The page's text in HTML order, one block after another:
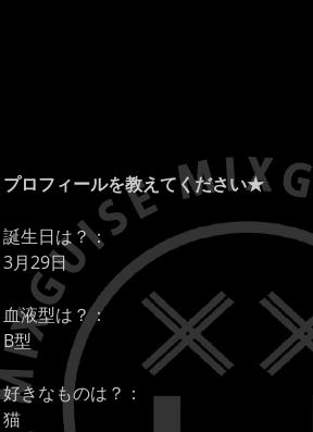
プロフィールを教えてください★
誕生日は？：
3月29日
血液型は？：
B型
好きなものは？：
猫